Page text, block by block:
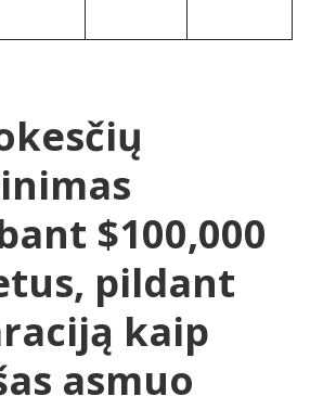
$100,000
pildant
kaip
asmuo